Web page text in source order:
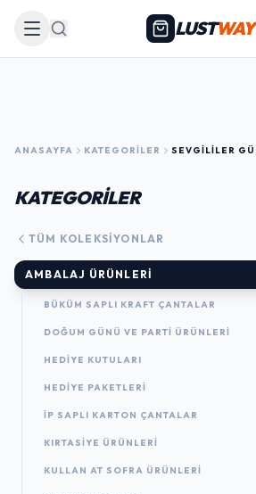
Arama LUSTWAY
ANASAYFA KATEGORILER SEVGILILER
KATEGORİLER
TÜM KOLEKSIYONLAR
AMBALAJ ÜRÜNLERI
BÜKÜM SAPLI KRAFT ÇANTALAR
DOĞUM GÜNÜ VE PARTI ÜRÜNLERI
HEDIYE KUTULARI
HEDIYE PAKETLERI
İP SAPLI KARTON ÇANTALAR
KIRTASIYE ÜRÜNLERI
KULLAN AT SOFRA ÜRÜNLERI